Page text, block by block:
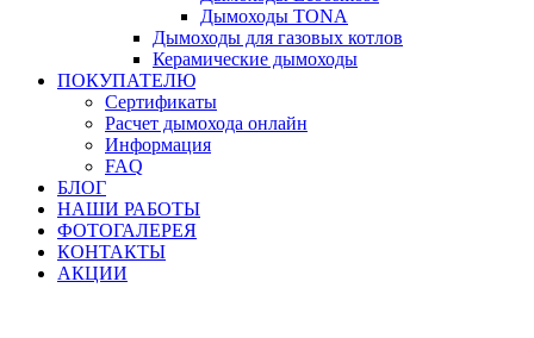
Дымоходы TONA
Дымоходы для газовых котлов
Керамические дымоходы
ПОКУПАТЕЛЮ
Сертификаты
Расчет дымохода онлайн
Информация
FAQ
БЛОГ
НАШИ РАБОТЫ
ФОТОГАЛЕРЕЯ
КОНТАКТЫ
АКЦИИ